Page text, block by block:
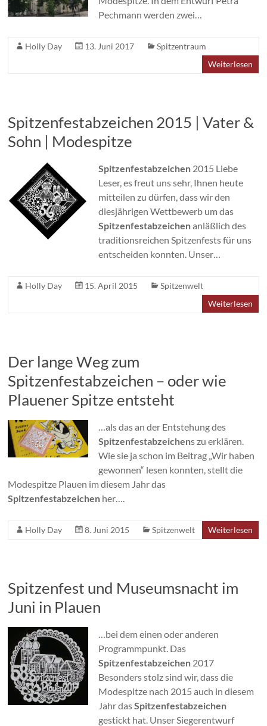
Pechmann werden zwei…
Holly Day 13. Juni 2017
Spitzentraum
Weiterlesen
Spitzenfestabzeichen 2015 | Vater &
Sohn | Modespitze
Spitzenfestabzeichen 2015 Liebe
Leser, es freut uns sehr, Ihnen heute
mitteilen zu dürfen, dass wir den
diesjährigen Wettbewerb um das
Spitzenfestabzeichenanläßlich des
traditionsreichen Spitzenfests für uns
entscheiden konnten. Unser…
Holly Day 15. April 2015
Spitzenwelt
Weiterlesen
Der lange Weg zum
Spitzenfestabzeichen – oder wie
Plauener Spitze entsteht
…als das an der Entstehung des
Spitzenfestabzeichens zu erklären.
Wie sie ja schon im Beitrag „Wir haben
gewonnen“ lesen konnten, stellt die
Modespitze Plauen im diesem Jahr das
Spitzenfestabzeichen her….
Holly Day 8. Juni 2015 Spitzenwelt Weiterlesen
Spitzenfest und Museumsnacht im
Juni in Plauen
…bei dem einen oder anderen
Programmpunkt. Das
Spitzenfestabzeichen 2017
Besonders stolz sind wir, dass die
Modespitze nach 2015 auch in diesem
Jahr dasSpitzenfestabzeichen
gestickt hat. Unser Siegerentwurf